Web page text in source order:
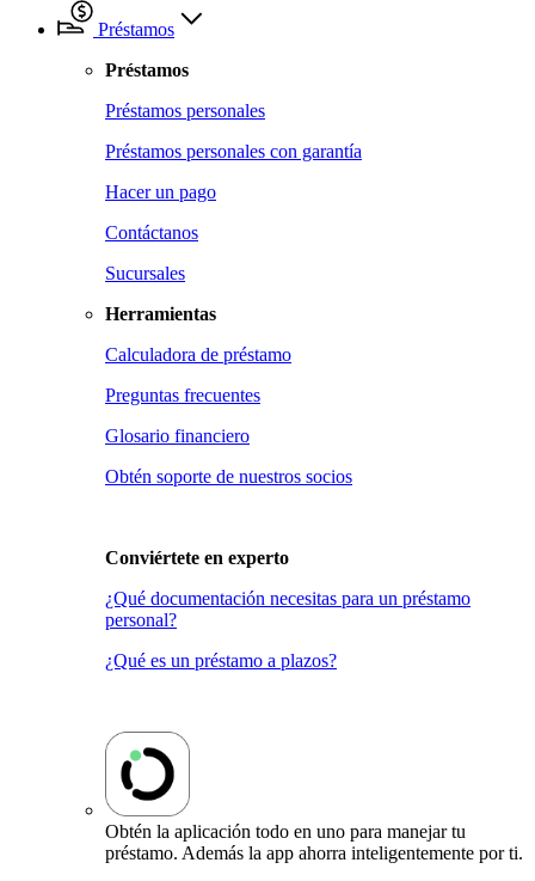
Préstamos
Préstamos
Préstamos personales
Préstamos personales con garantía
Hacer un pago
Contáctanos
Sucursales
Herramientas
Calculadora de préstamo
Preguntas frecuentes
Glosario financiero
Obtén soporte de nuestros socios
Conviértete en experto
¿Qué documentación necesitas para un préstamo
personal?
¿Qué es un préstamo a plazos?
Obtén la aplicación todo en uno para manejar tu
préstamo. Además la app ahorra inteligentemente por ti.